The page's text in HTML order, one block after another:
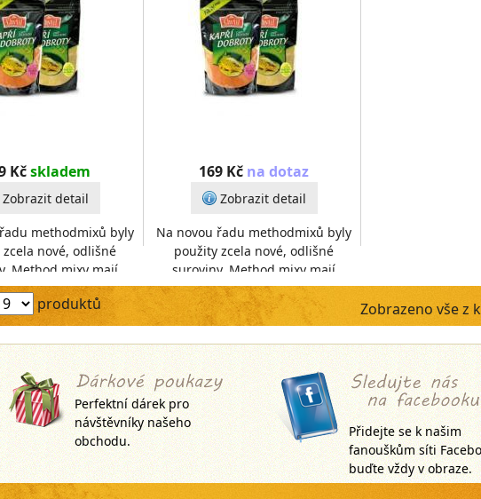
Kčskladem
detail
methodmixů byly
nové, odlišné
Method mixy mají
dobře pojí, ale
se ve vodě ta
169 Kč na dotaz
Zobrazit detail
Na novou řadu methodmixů byly
použity zcela nové, odlišné
suroviny. Method mixy mají
hrubou strukturu, dobře pojí, ale
zároveň se ve vodě ta
produktů Zobrazeno vše z
Perfektní dárek pro
návštěvníky našeho
obchodu.
Přidejte se k našim
fanouškům síti
buďte vždy v obraze.